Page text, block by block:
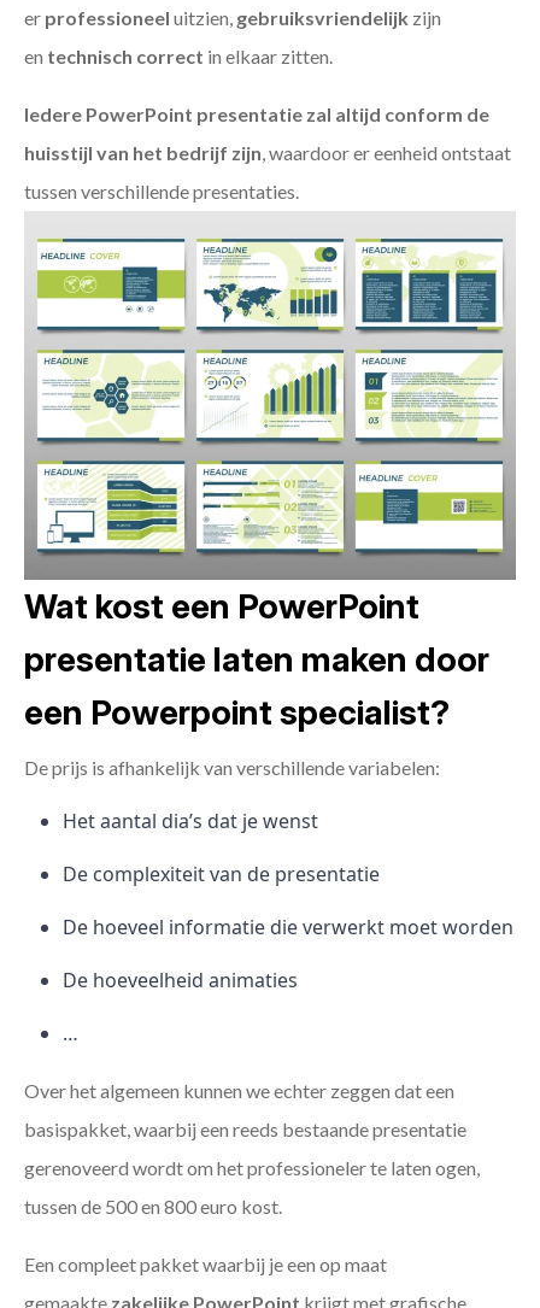
er professioneel uitzien, gebruiksvriendelijk zijn
en technisch correct in elkaar zitten.
Iedere PowerPoint presentatie zal altijd conform de
huisstijl van het bedrijf zijn, waardoor er eenheid ontstaat
tussen verschillende presentaties.
Wat kost een PowerPoint
presentatie laten maken door
een Powerpoint specialist?
De prijs is afhankelijk van verschillende variabelen:
Het aantal dia’s dat je wenst
De complexiteit van de presentatie
De hoeveel informatie die verwerkt moet worden
De hoeveelheid animaties
…
Over het algemeen kunnen we echter zeggen dat een
basispakket, waarbij een reeds bestaande presentatie
gerenoveerd wordt om het professioneler te laten ogen,
tussen de 500 en 800 euro kost.
Een compleet pakket waarbij je een op maat
gemaakte zakelijke PowerPoint krijgt met grafische